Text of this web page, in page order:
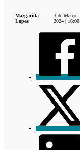
Margarida
Lopes
3 de Março
2024 | 16:00